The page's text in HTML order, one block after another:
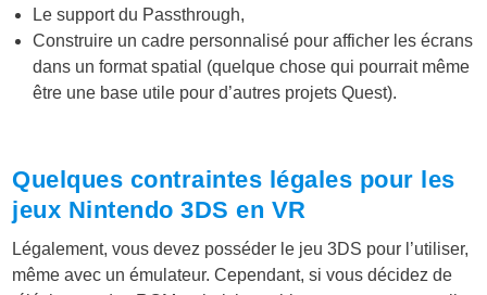
Le support du Passthrough,
Construire un cadre personnalisé pour afficher les écrans
dans un format spatial (quelque chose qui pourrait même
être une base utile pour d’autres projets Quest).
Quelques contraintes légales pour les
jeux Nintendo 3DS en VR
Légalement, vous devez posséder le jeu 3DS pour l’utiliser,
même avec un émulateur. Cependant, si vous décidez de